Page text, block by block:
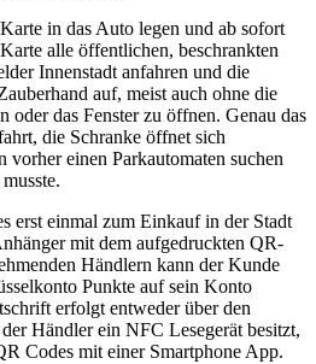
in das Auto legen und ab sofort
alle öffentlichen, beschrankten
Innenstadt anfahren und die
auf, meist auch ohne die
oder das Fenster zu öffnen. Genau das
die Schranke öffnet sich
vorher einen Parkautomaten suchen
erst einmal zum Einkauf in der Stadt
mit dem aufgedruckten QR-
Händlern kann der Kunde
Punkte auf sein Konto
erfolgt entweder über den
Händler ein NFC Lesegerät besitzt,
Codes mit einer Smartphone App.